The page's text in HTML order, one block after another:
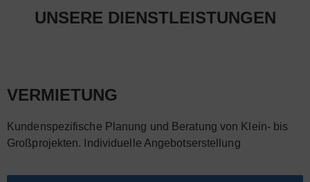
UNSERE DIENSTLEISTUNGEN
VERMIETUNG
Kundenspezifische Planung und Beratung von Klein- bis
Großprojekten. Individuelle Angebotserstellung